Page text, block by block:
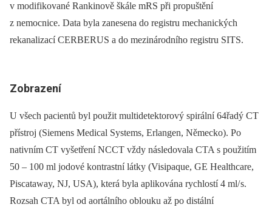
v modifikované Rankinově škále mRS při propuštění
z nemocnice. Data byla zanesena do registru mechanických
rekanalizací CERBERUS a do mezinárodního registru SITS.
Zobrazení
U všech pacientů byl použit multidetektorový spirální 64řadý CT
přístroj (Siemens Medical Systems, Erlangen, Německo). Po
nativním CT vyšetření NCCT vždy následovala CTA s použitím
50 –⁠ 100 ml jodové kontrastní látky (Visipaque, GE Healthcare,
Piscataway, NJ, USA), která byla aplikována rychlostí 4 ml/ s.
Rozsah CTA byl od aortálního oblouku až po distální